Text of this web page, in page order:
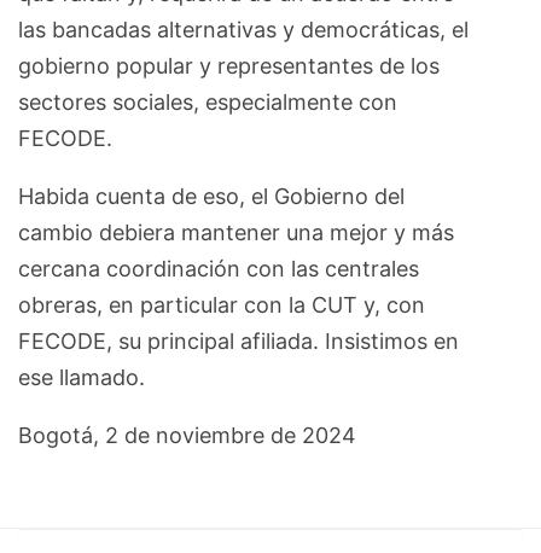
las bancadas alternativas y democráticas, el
gobierno popular y representantes de los
sectores sociales, especialmente con
FECODE.
Habida cuenta de eso, el Gobierno del
cambio debiera mantener una mejor y más
cercana coordinación con las centrales
obreras, en particular con la CUT y, con
FECODE, su principal afiliada. Insistimos en
ese llamado.
Bogotá, 2 de noviembre de 2024